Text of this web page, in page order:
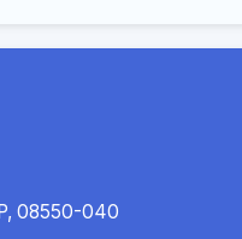
08550-040